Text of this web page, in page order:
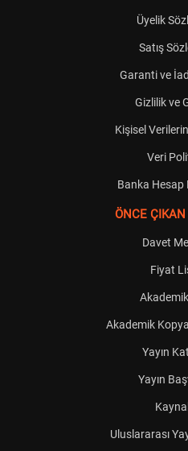
Üyelik
Satış
Garanti ve
Gizlilik ve
Kişisel
Veri
Banka Hesap
ÖNCE ÇIKAN
Davet
Fiyat
Akademik
Yayın
Yayın
Uluslararası